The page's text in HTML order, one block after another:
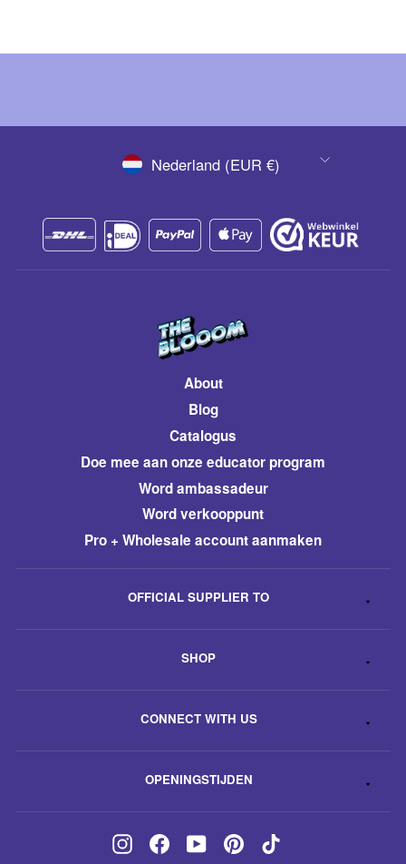
VALUTANederland (EUR €)
About
Blog
Catalogus
​Doe mee aan onze educator program
Word ambassadeur
​Word verkooppunt
Pro + Wholesale account aanmaken
OFFICIAL SUPPLIER TO
SHOP
CONNECT WITH US
OPENINGSTIJDEN
InstagramFacebook
YouTubePinterestTikTok